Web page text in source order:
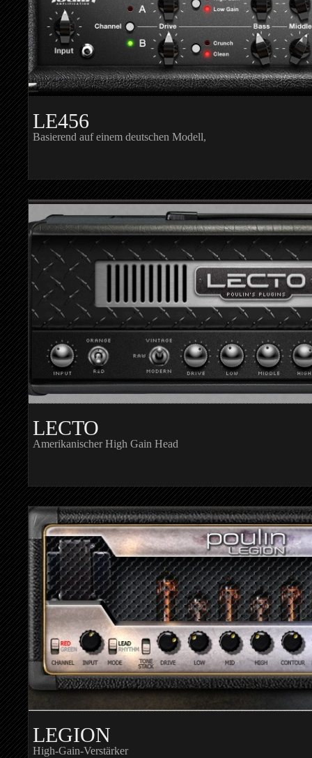
LE456
Basierend auf einem deutschen Modell,
LECTO
Amerikanischer High Gain Head
LEGION
High-Gain-Verstärker